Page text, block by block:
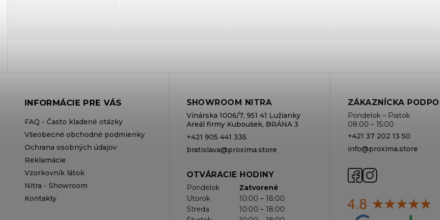
INFORMÁCIE PRE VÁS
FAQ - Často kladené otázky
Všeobecné obchodné podmienky
Ochrana osobných údajov
Reklamácie
Vzorkovník látok
Nitra - Showroom
Kontakty
SHOWROOM NITRA
Vinárska 1006/7, 951 41 Lužianky
Areál firmy Kuboušek, BRÁNA 3
+421 905 441 335
bratislava@proxima.store
OTVÁRACIE HODINY
Pondelok
Zatvorené
Utorok
10:00 – 18:00
Streda
10:00 – 18:00
ZÁKAZNÍCKA
Pondelok – Piatok
08:00 – 15:00
+421 37 202 13 50
info@proxima.store